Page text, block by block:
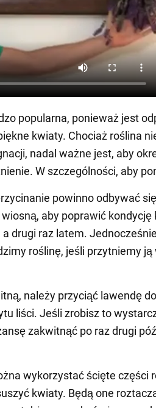
popularna, ponieważ jest
kwiaty. Chociaż roślina
nadal ważne jest, aby
W szczególności, aby
powinno odbywać
aby poprawić kondycję
drugi raz latem.
roślinę, jeśli przytniemy ją
należy przyciąć lawendę
liści. Jeśli zrobisz to
zakwitnąć po raz drugi
wykorzystać ścięte części
kwiaty. Będą one